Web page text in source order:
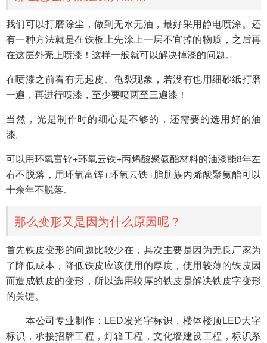
我们可以打磨除尘，做到无水无油，最好采用静电喷涂。还
有一种方法就是在铁板上先涂上一层不宜掉的物质，之后再
在这层外壳上喷漆！这样一般就可以解决掉漆的问题。
在喷漆之前看有无起皮、龟裂现象，若没有也用细砂纸打磨
一遍，再进行喷漆，至少要喷两至三遍漆！
当然，光是制作时的细心是不够的，还需要的选用好的油
漆。
可以用环氧富锌+环氧云铁+丙烯酸聚氨酯材料的油漆能8年左
右不脱落，用环氧富锌+环氧云铁+脂肪族丙烯酸聚氨酯可以
十余年不脱落。
那么变形又是因为什么原因呢？
首先铁皮变形的问题比较少在，其次主要是因为无良厂家为
了降低成本，降低铁皮应该使用的厚度，使用较薄的铁皮因
而造成铁皮的变形，所以选用较厚的铁皮是解决铁皮字变形
的关键。
本公司专业制作：LED发光字标识，楼体楼顶LED大字
标识，承接招牌工程，灯箱工程，文化墙建设工程，标识系